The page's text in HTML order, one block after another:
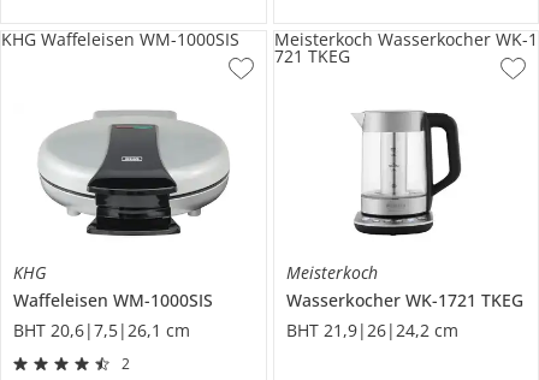
KHG
Waffeleisen WM-1000SIS
BHT 20,6|7,5|26,1 cm
2
KHG Waffeleisen WM-1000SIS
Meisterkoch
Wasserkocher WK-1721 TKEG
BHT 21,9|26|24,2 cm
Meisterkoch Wasserkocher WK-1
721 TKEG